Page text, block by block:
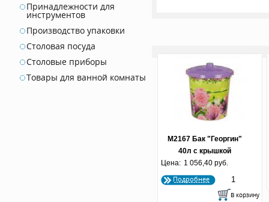
Принадлежности для
инструментов
Производство упаковки
Столовая посуда
Столовые приборы
Товары для ванной комнаты
М2167 Бак "Георгин"
40л с крышкой
Цена: 1 056,40 руб.
Подробнее